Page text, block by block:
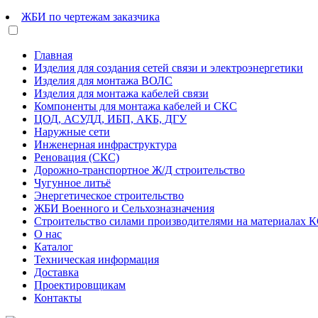
ЖБИ по чертежам заказчика
Главная
Изделия для создания сетей связи и электроэнергетики
Изделия для монтажа ВОЛС
Изделия для монтажа кабелей связи
Компоненты для монтажа кабелей и СКС
ЦОД, АСУДД, ИБП, АКБ, ДГУ
Наружные сети
Инженерная инфраструктура
Реновация (СКС)
Дорожно-транспортное Ж/Д строительство
Чугунное литьё
Энергетическое строительство
ЖБИ Военного и Сельхозназначения
Строительство силами производителями на материалах
О нас
Каталог
Техническая информация
Доставка
Проектировщикам
Контакты